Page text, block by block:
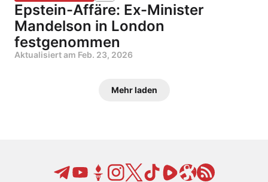
Epstein-Affäre: Ex-Minister
Mandelson in London
festgenommen
Aktualisiert am Feb. 23, 2026
Mehr laden